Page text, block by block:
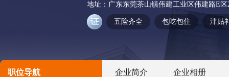
地址： 广东东莞茶山镇伟建工业区伟建路E
五险齐全 包吃包住 津贴
职位导航 企业简介 企业相册